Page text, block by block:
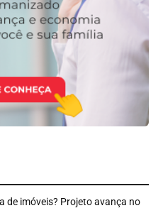
de imóveis? Projeto avança no